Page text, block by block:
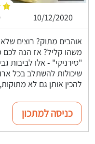
10/12/2020
אוהבים מתוק? רוצים
משהו קליל? אז הנה לכם
"סירניקי" - אלו לביבות
שיכולות להשתלב בכל
להכין אותן גם לא
כניסה למתכון